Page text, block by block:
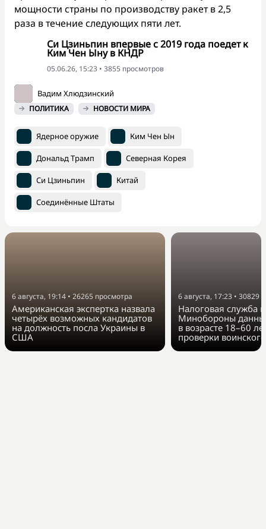
мощности страны по производству ракет в 2,5
раза в течение следующих пяти лет.
Си Цзиньпин впервые с 2019 года поедет к
Ким Чен Ыну в КНДР
05.06.26, 15:23 • 3855 просмотров
Вадим Хлюдзинский
ПОЛИТИКА НОВОСТИ МИРА
Ядерное оружие Ким Чен Ын
Дональд Трамп Северная Корея
Си Цзиньпин Китай
Соединённые Штаты
6 августа, 19:14 • 26265 просмотра
Американская экспертка назвала
четырёх возможных кандидатов
на должность посла Украины в
США
6 августа, 17:23 • 30829
Налоговая служба
Минобороны
в возрасте 18–60
проверки